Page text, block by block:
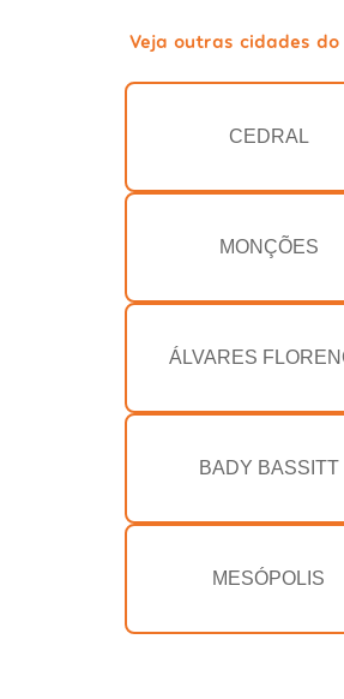
Veja outras cidades
CEDRAL
MONÇÕES
ÁLVARES
BADY BASSITT
MESÓPOLIS